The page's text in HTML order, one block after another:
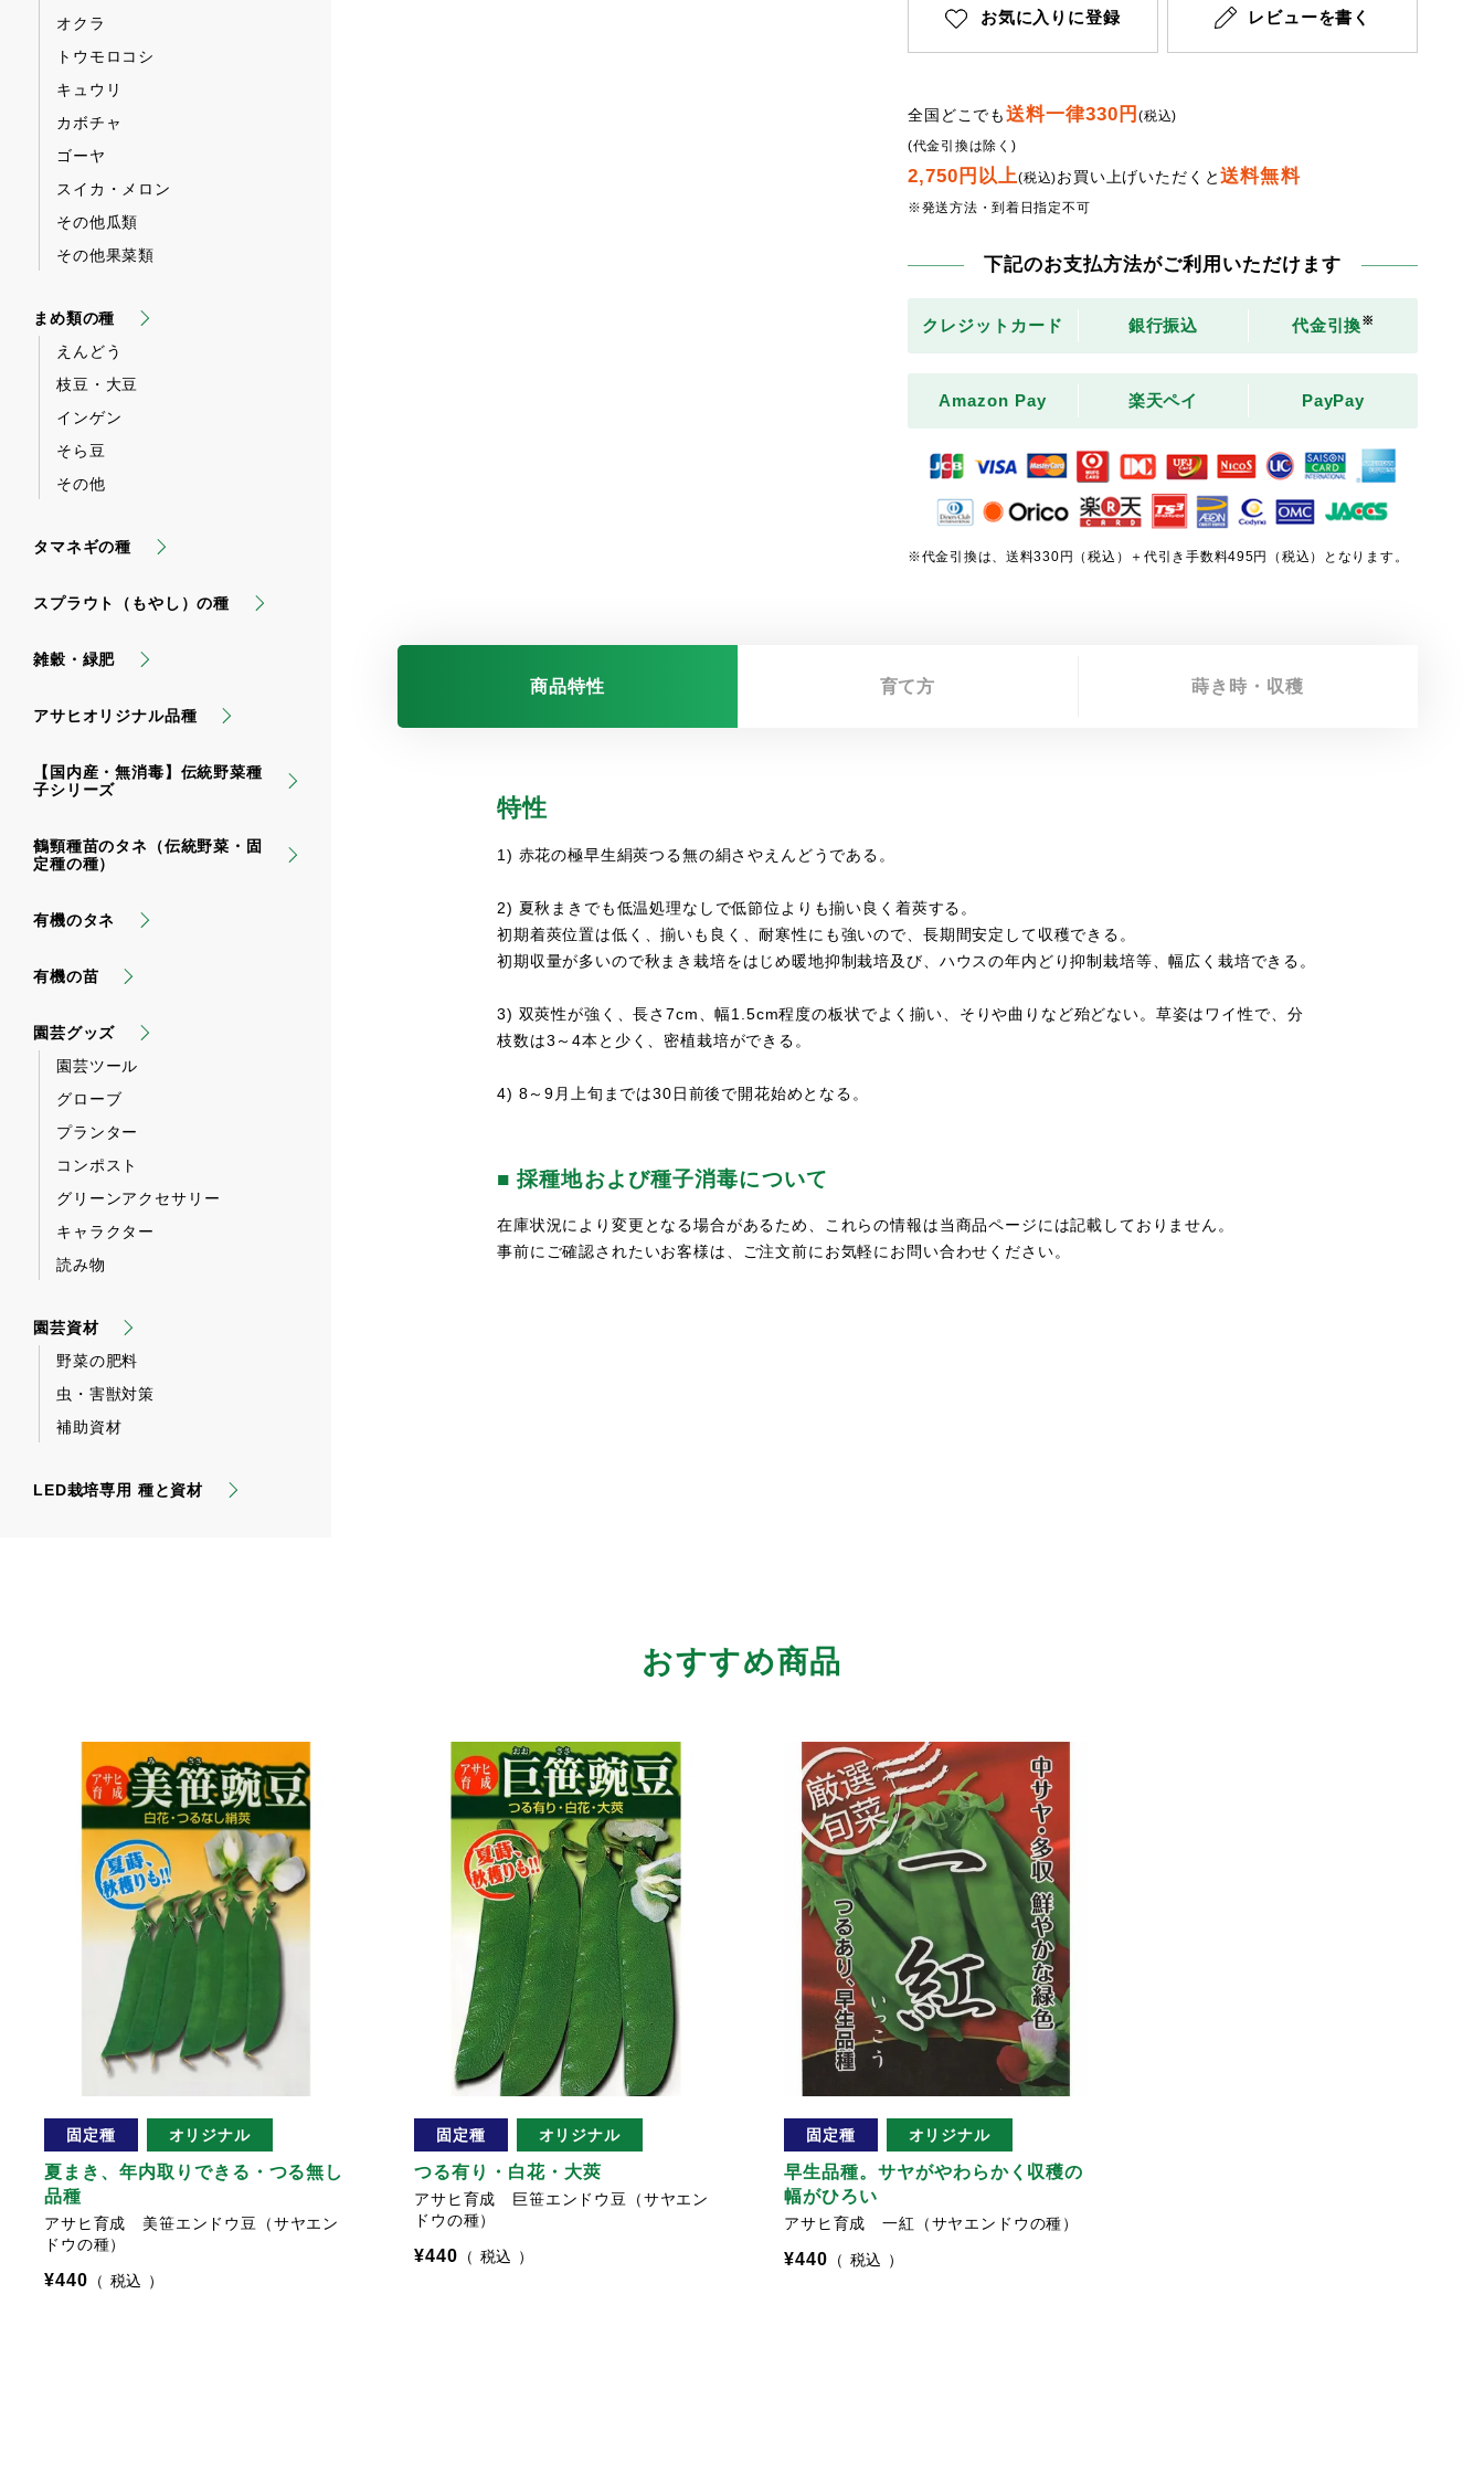
オクラ
トウモロコシ
キュウリ
カボチャ
ゴーヤ
スイカ・メロン
その他瓜類
その他果菜類
まめ類の種
えんどう
枝豆・大豆
インゲン
そら豆
その他
タマネギの種
スプラウト（もやし）の種
雑穀・緑肥
アサヒオリジナル品種
【国内産・無消毒】伝統野菜種
子シリーズ
鶴頸種苗のタネ（伝統野菜・固
定種の種）
有機のタネ
有機の苗
園芸グッズ
園芸ツール
グローブ
プランター
コンポスト
グリーンアクセサリー
キャラクター
読み物
園芸資材
野菜の肥料
虫・害獣対策
補助資材
LED栽培専用 種と資材
お気に入りに登録 レビューを書く
全国どこでも送料一律330円(税込)
(代金引換は除く)
2,750円以上(税込)お買い上げいただくと送料無料
※発送方法・到着日指定不可
下記のお支払方法がご利用いただけます
クレジットカード 銀行振込 代金引換※
Amazon Pay 楽天ペイ PayPay
※代金引換は、送料330円（税込）＋代引き手数料495円（税込）となります。
商品特性 育て方 蒔き時・収穫
特性
1) 赤花の極早生絹莢つる無の絹さやえんどうである。
2) 夏秋まきでも低温処理なしで低節位よりも揃い良く着莢する。
初期着莢位置は低く、揃いも良く、耐寒性にも強いので、長期間安定して収穫できる。
初期収量が多いので秋まき栽培をはじめ暖地抑制栽培及び、ハウスの年内どり抑制栽培等、幅広く栽培できる。
3) 双莢性が強く、長さ7cm、幅1.5cm程度の板状でよく揃い、そりや曲りなど殆どない。草姿はワイ性で、分
枝数は3～4本と少く、密植栽培ができる。
4) 8～9月上旬までは30日前後で開花始めとなる。
■ 採種地および種子消毒について
在庫状況により変更となる場合があるため、これらの情報は当商品ページには記載しておりません。
事前にご確認されたいお客様は、ご注文前にお気軽にお問い合わせください。
おすすめ商品
夏まき、年内取りできる・つる無し
品種
アサヒ育成 美笹エンドウ豆（サヤエン
ドウの種）
固定種 オリジナル
¥440 税込
つる有り・白花・大莢
アサヒ育成 巨笹エンドウ豆（サヤエン
ドウの種）
固定種 オリジナル
¥440 税込
早生品種。サヤがやわらかく収穫の
幅がひろい
アサヒ育成 一紅（サヤエンドウの種）
固定種 オリジナル
¥440 税込